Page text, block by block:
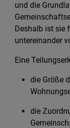
und die
Deshalb ist sie
untereinander
Eine
die Größe
die